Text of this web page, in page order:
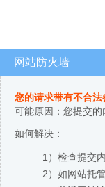
网站防火墙
您的请求带有不合法
可能原因：您提交
如何解决：
1）检查提交
2）如网站托